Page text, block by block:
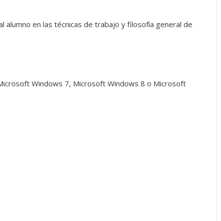
alumno en las técnicas de trabajo y filosofía general de
Windows 7, Microsoft Windows 8 o Microsoft